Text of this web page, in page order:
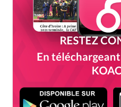
RESTEZ
En